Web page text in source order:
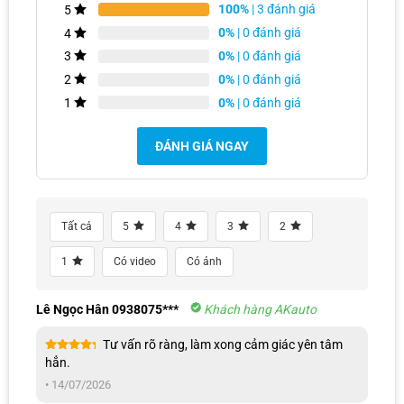
Đội ngũ chuyên viên chúng em sẽ liên hệ cho anh/chị ngay ạ!
5 100% | 3 đánh giá
4
0% | 0 đánh giá
3
0% | 0 đánh giá
2
0% | 0 đánh giá
1
0% | 0 đánh giá
ĐÁNH GIÁ NGAY
Tất cả 5 4 3 2
1 Có video Có ảnh
Lê Ngọc Hân 0938075*** Khách hàng AKauto
Được xếp
hạng
sao
Tư vấn rõ ràng, làm xong cảm giác yên tâm
hẳn.
• 14/07/2026